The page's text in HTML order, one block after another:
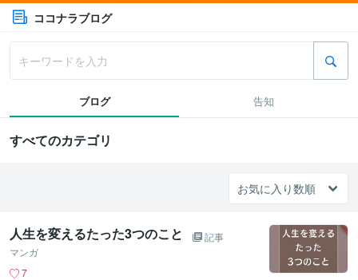
ココナラブログ
ブログ 告知
すべてのカテゴリ
人生を変えるたった3つのこと
記事
マンガ
7